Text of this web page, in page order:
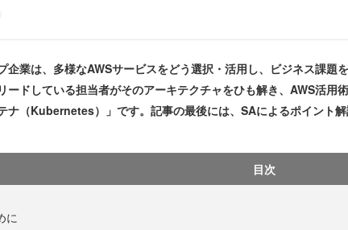
業は、多様なAWSサービスをどう選択・活用し、ビジネス課題
ードしている担当者がそのアーキテクチャをひも解き、AWS活
ナ（Kubernetes）」です。記事の最後には、SAによるポイント解
目次
に